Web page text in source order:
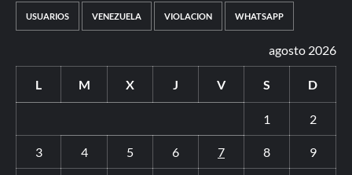
USUARIOS VENEZUELA VIOLACION WHATSAPP
agosto 2026
L M X J V S D
1 2
3 4 5 6 7 8 9